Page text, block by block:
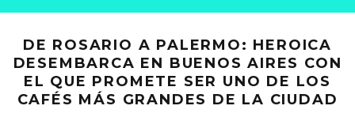
DE ROSARIO A PALERMO: HEROICA
DESEMBARCA EN BUENOS AIRES CON
EL QUE PROMETE SER UNO DE LOS
CAFÉS MÁS GRANDES DE LA CIUDAD